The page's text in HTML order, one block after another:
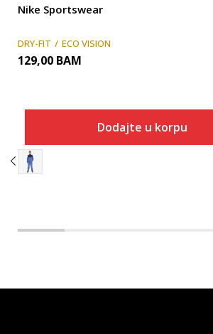
Nike Sportswear
DRY-FIT ECO VISION
129,00 BAM
Dodajte u korpu